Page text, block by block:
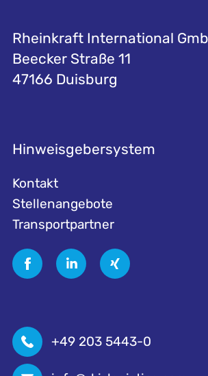
Rheinkraft International
Beecker Straße 11
47166 Duisburg
Hinweisgebersystem
Kontakt
Stellenangebote
Transportpartner
+49 203 5443-0